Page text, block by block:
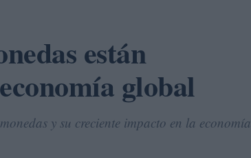
están
global
y su creciente impacto en la economía